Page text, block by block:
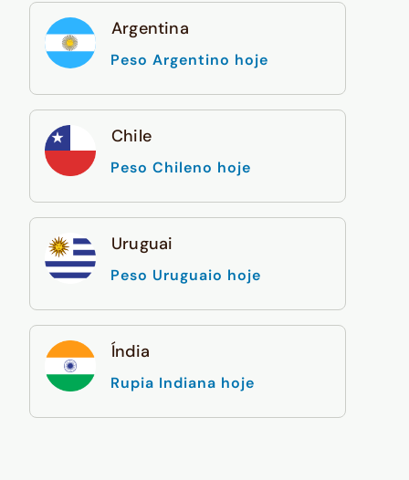
Argentina
Peso Argentino hoje
Chile
Peso Chileno hoje
Uruguai
Peso Uruguaio hoje
Índia
Rupia Indiana hoje